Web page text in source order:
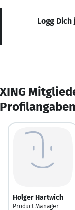
Logg
XING
Profilangaben
Holger Hartwich
Product Manager